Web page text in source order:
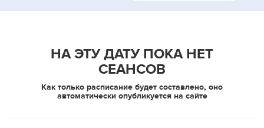
НА ЭТУ ДАТУ ПОКА НЕТ
СЕАНСОВ
Как только расписание будет составлено, оно
автоматически опубликуется на сайте